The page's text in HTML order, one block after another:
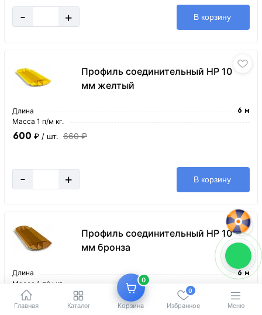
Главная Каталог
0
Корзина Избранное
0
Меню
- + В корзину
Профиль соединительный HP 10
мм желтый
Длина 6 м
Масса 1 п/м кг.
600 ₽ / шт. 660 ₽
- + В корзину
Профиль соединительный HP 10
мм бронза
Длина 6 м
Масса 1 п/м кг.
600 660 ₽